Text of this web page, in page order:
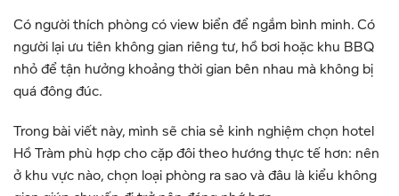
Có người thích phòng có view biển để ngắm bình minh. Có
người lại ưu tiên không gian riêng tư, hồ bơi hoặc khu BBQ
nhỏ để tận hưởng khoảng thời gian bên nhau mà không bị
quá đông đúc.
Trong bài viết này, mình sẽ chia sẻ kinh nghiệm chọn hotel
Hồ Tràm phù hợp cho cặp đôi theo hướng thực tế hơn: nên
ở khu vực nào, chọn loại phòng ra sao và đâu là kiểu không